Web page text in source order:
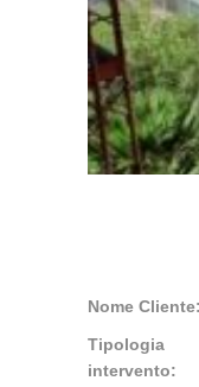
Nome Cliente:
Tipologia
intervento: